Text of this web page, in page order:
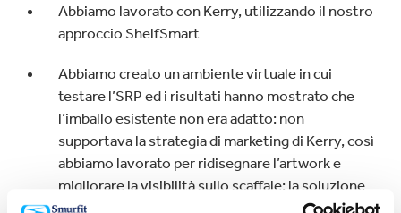
Abbiamo lavorato con Kerry, utilizzando il nostro
approccio ShelfSmart
Abbiamo creato un ambiente virtuale in cui
testare l’SRP ed i risultati hanno mostrato che
l’imballo esistente non era adatto: non
supportava la strategia di marketing di Kerry, così
abbiamo lavorato per ridisegnare l’artwork e
migliorare la visibilità sullo scaffale; la soluzione
proposta, prima di essere prodotta, è stata